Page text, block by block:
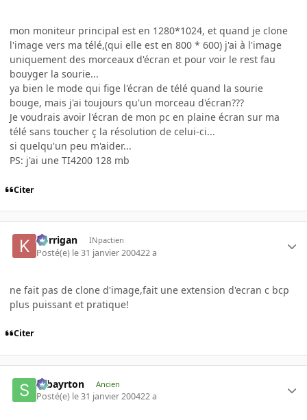
mon moniteur principal est en 1280*1024, et quand je clone
l'image vers ma télé,(qui elle est en 800 * 600) j'ai à l'image
uniquement des morceaux d'écran et pour voir le rest fau
bouyger la sourie...
ya bien le mode qui fige l'écran de télé quand la sourie
bouge, mais j'ai toujours qu'un morceau d'écran???
Je voudrais avoir l'écran de mon pc en plaine écran sur ma
télé sans toucher ç la résolution de celui-ci...
si quelqu'un peu m'aider...
PS: j'ai une TI4200 128 mb
Citer
korrigan INpactien
Posté(e) le 31 janvier 200422 a
ne fait pas de clone d'image,fait une extension d'ecran c bcp
plus puissant et pratique!
Citer
sebayrton Ancien
Posté(e) le 31 janvier 200422 a